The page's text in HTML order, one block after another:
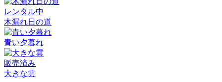
レンタル中
木漏れ日の道
青い夕暮れ
販売済み
大きな雲